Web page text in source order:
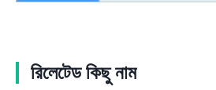
রিলেটেড কিছু নাম